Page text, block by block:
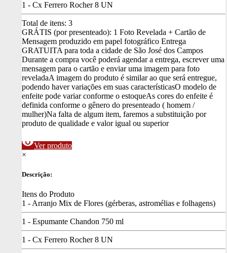
1 - Cx Ferrero Rocher 8 UN
Total de itens: 3
GRÁTIS (por presenteado): 1 Foto Revelada + Cartão de
Mensagem produzido em papel fotográfico Entrega
GRATUITA para toda a cidade de São José dos Campos
Durante a compra você poderá agendar a entrega, escrever uma
mensagem para o cartão e enviar uma imagem para foto
reveladaA imagem do produto é similar ao que será entregue,
podendo haver variações em suas característicasO modelo de
enfeite pode variar conforme o estoqueAs cores do enfeite é
definida conforme o gênero do presenteado ( homem /
mulher)Na falta de algum item, faremos a substituição por
produto de qualidade e valor igual ou superior
visibilityVer produto
×
Descrição:
Itens do Produto
1 - Arranjo Mix de Flores (gérberas, astromélias e folhagens)
1 - Espumante Chandon 750 ml
1 - Cx Ferrero Rocher 8 UN